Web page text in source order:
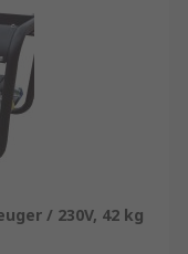
/ 230V, 42 kg